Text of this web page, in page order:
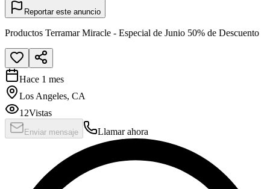
Reportar este anuncio
Productos Terramar Miracle - Especial de Junio 50% de Descuento
Hace 1 mes
Los Angeles, CA
12Vistas
Enviar mensaje Llamar ahora